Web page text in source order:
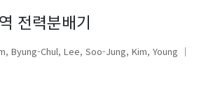
전력분배기
Byung-Chul Lee, Soo-Jung Kim, Young